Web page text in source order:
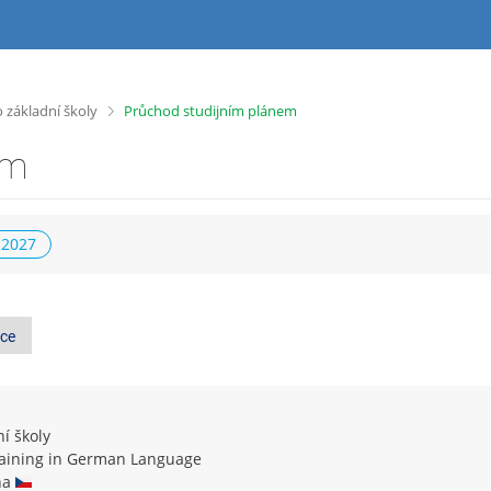
základní školy >Průchod studijním plánem
školy
in German Language